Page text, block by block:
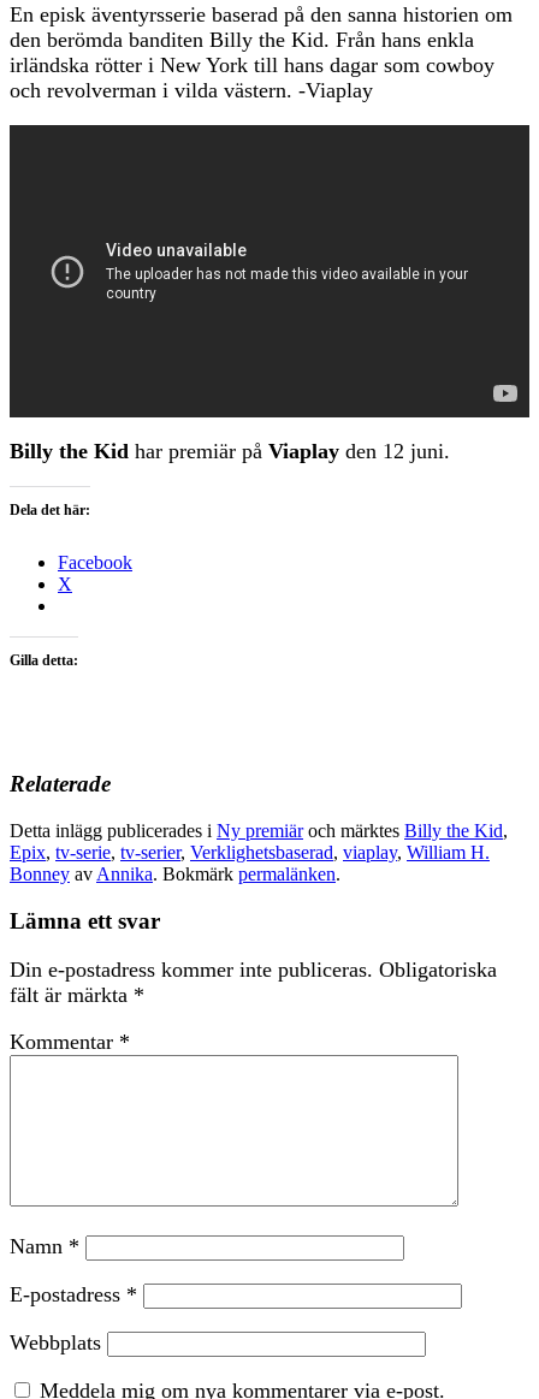
En episk äventyrsserie baserad på den sanna historien om
den berömda banditen Billy the Kid. Från hans enkla
irländska rötter i New York till hans dagar som cowboy
och revolverman i vilda västern. -Viaplay
Billy the Kid har premiär på Viaplay den 12 juni.
Dela det här:
Facebook
X
Gilla detta:
Relaterade
Detta inlägg publicerades i Ny premiäroch märktes Billy the Kid,
Epix, tv-serie, tv-serier, Verklighetsbaserad, viaplay, William H.
Bonney av Annika. Bokmärk permalänken.
Lämna ett svar
Din e-postadress kommer inte publiceras. Obligatoriska
fält är märkta *
Kommentar *
Namn *
E-postadress *
Webbplats
Meddela mig om nya kommentarer via e-post.